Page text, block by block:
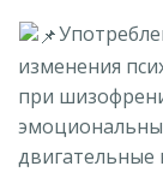
изменения
при
двигательные